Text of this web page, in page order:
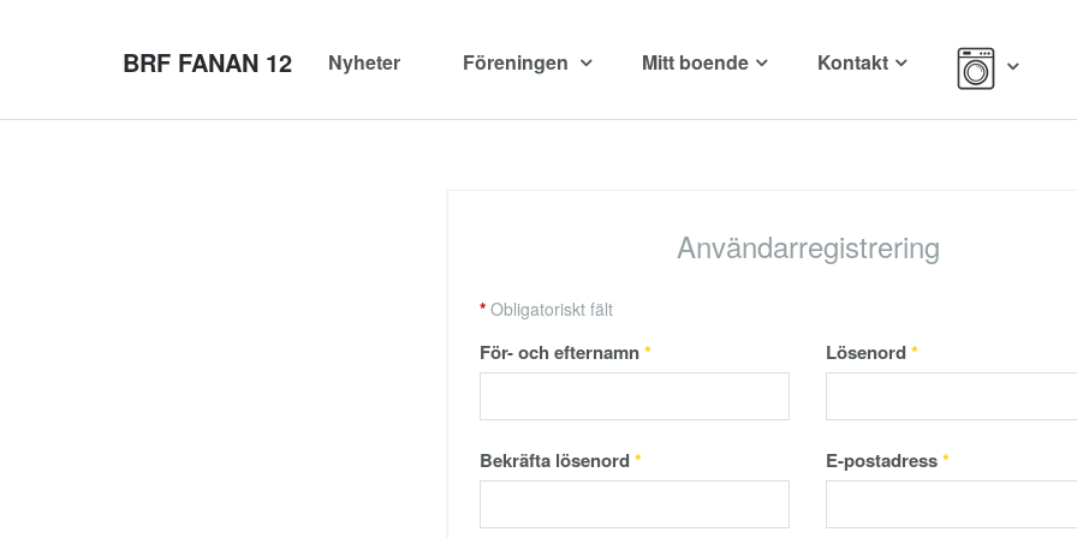
BRF FANAN 12 Nyheter Föreningen Mitt boende Kontakt
Användarregistrering
* Obligatoriskt fält
För- och efternamn* Lösenord*
Bekräfta lösenord* E-postadress*